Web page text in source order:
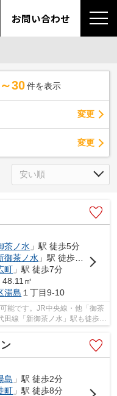
お問い合わせ
30 件を表示
変更
変更
茶ノ水 」駅 徒歩5分
御茶ノ水 」駅 徒歩5分
町 」駅 徒歩7分
㎡
湯島 １丁目9-10
能です。JR中央線・他「御茶
線「新御茶ノ水」駅も徒歩5
路線が...
島 」駅 徒歩2分
町 」駅 徒歩8分